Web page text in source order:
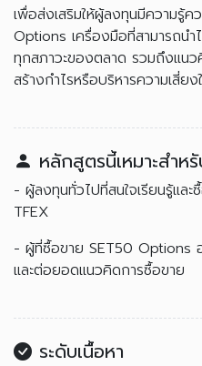
เพื่อส่งเสริมให้ผู้ลงทุนมีความรู้ค
Options เครื่องมือที่สามารถนำ
ทุกสภาวะของตลาด รวมถึงแน
สร้างกำไรหรือบริหารความเสี่
หลักสูตรนี้เหมาะสำห
- ผู้ลงทุนทั่วไปที่สนใจเรียนรู้แล
TFEX
- ผู้ที่ซื้อขาย SET50 Options
และต่อยอดแนวคิดการซื้อขาย
ระดับเนื้อหา